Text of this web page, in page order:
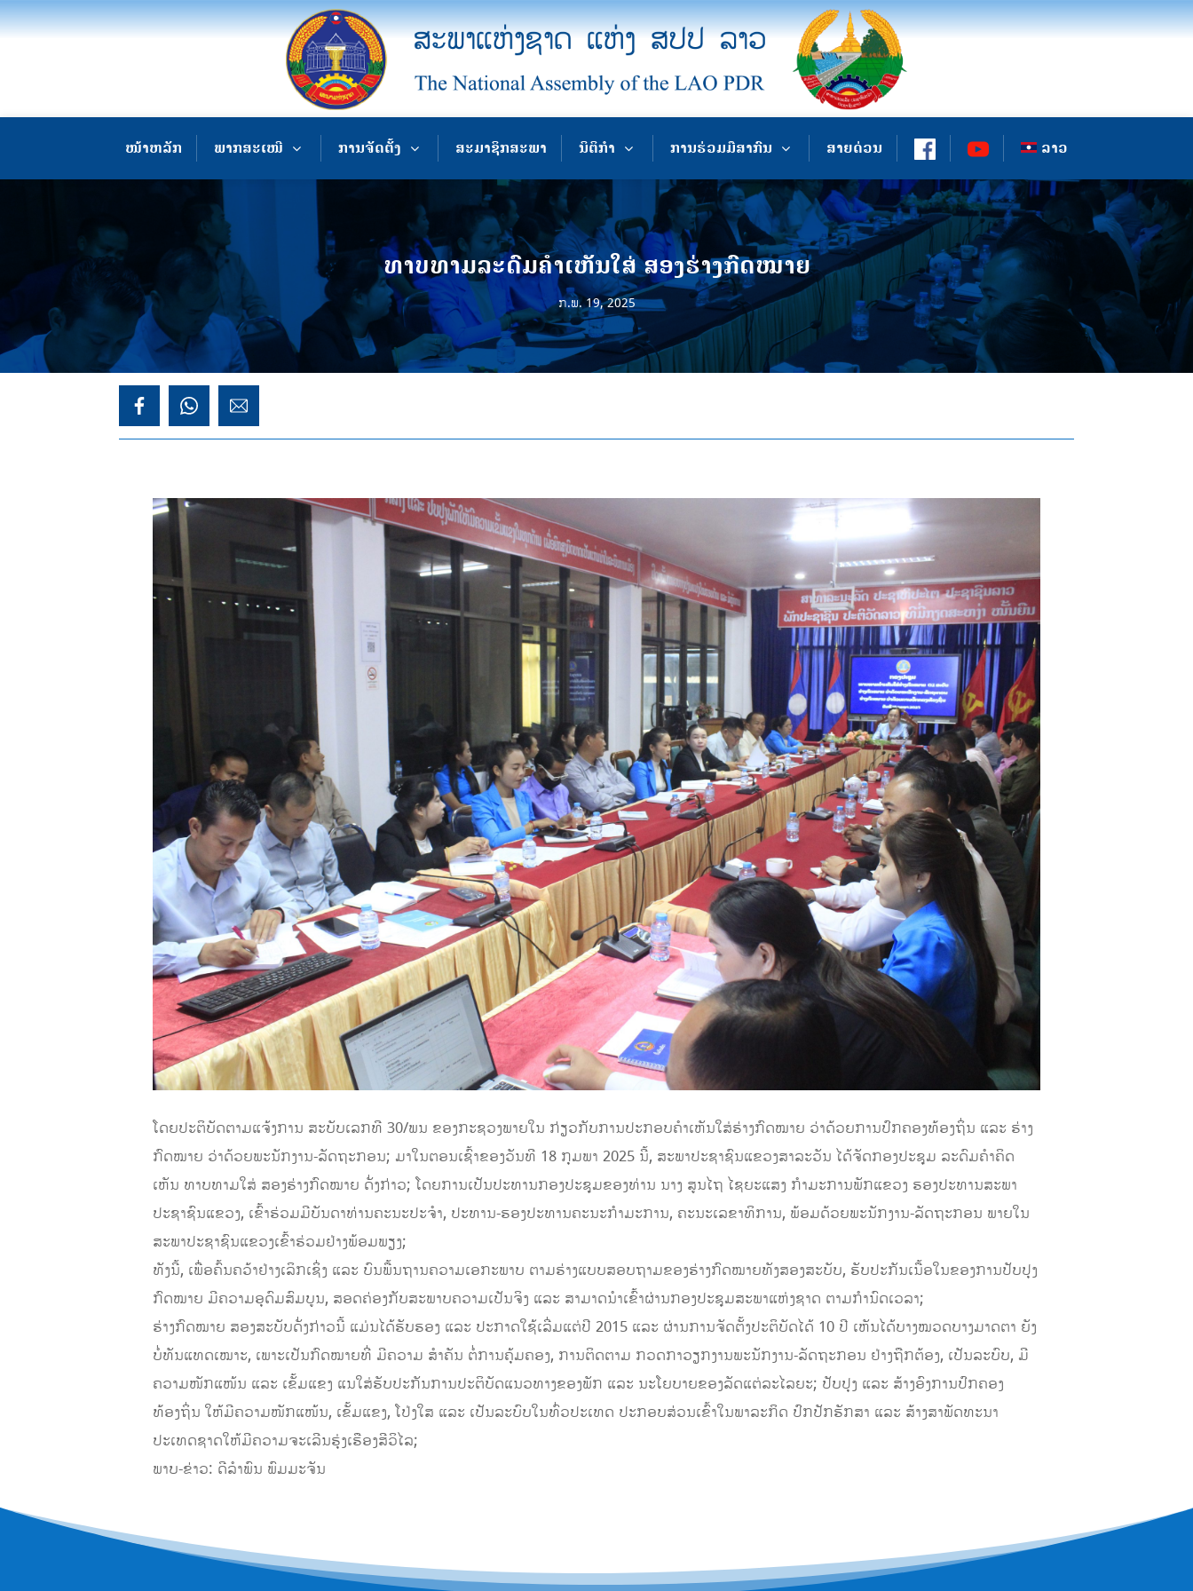
ໜ້າຫລັກ ພາກສະເໜີ ການຈັດຕັ້ງ ສະມາຊິກສະພາ ນິຕິກຳ ການຮ່ວມມືສາກົນ ສາຍດ່ວນ ລາວ
ທາບທາມລະດົມຄໍາເຫັນໃສ່ ສອງຮ່າງກົດໝາຍ
ກ.ພ. 19, 2025
ໂດຍປະຕິບັດຕາມແຈ້ງການ ສະບັບເລກທີ 30/ພນ ຂອງກະຊວງພາຍໃນ ກ່ຽວກັບການປະກອບຄໍາເຫັນໃສ່ຮ່າງກົດໝາຍ ວ່າດ້ວຍການປົກຄອງທ້ອງຖິ່ນ ແລະ ຮ່າງ
ກົດໝາຍ ວ່າດ້ວຍພະນັກງານ-ລັດຖະກອນ; ມາໃນຕອນເຊົ້າຂອງວັນທີ 18 ກຸມພາ 2025 ນີ້, ສະພາປະຊາຊົນແຂວງສາລະວັນ ໄດ້ຈັດກອງປະຊຸມ ລະດົມຄໍາຄິດ
ເຫັນ ທາບທາມໃສ່ ສອງຮ່າງກົດໝາຍ ດັ່ງກ່າວ; ໂດຍການເປັນປະທານກອງປະຊຸມຂອງທ່ານ ນາງ ສູນໄຖ ໄຊຍະແສງ ກໍາມະການພັກແຂວງ ຮອງປະທານສະພາ
ປະຊາຊົນແຂວງ, ເຂົ້າຮ່ວມມີບັນດາທ່ານຄະນະປະຈໍາ, ປະທານ-ຮອງປະທານຄະນະກໍາມະການ, ຄະນະເລຂາທິການ, ພ້ອມດ້ວຍພະນັກງານ-ລັດຖະກອນ ພາຍໃນ
ສະພາປະຊາຊົນແຂວງເຂົ້າຮ່ວມຢ່າງພ້ອມພຽງ;
ທັງນີ້, ເພື່ອຄົ້ນຄວ້າຢ່າງເລິກເຊິ່ງ ແລະ ບົນພື້ນຖານຄວາມເອກະພາບ ຕາມຮ່າງແບບສອບຖາມຂອງຮ່າງກົດໝາຍທັງສອງສະບັບ, ຮັບປະກັນເນື້ອໃນຂອງການປັບປຸງ
ກົດໝາຍ ມີຄວາມອຸດົມສົມບູນ, ສອດຄ່ອງກັບສະພາບຄວາມເປັນຈິງ ແລະ ສາມາດນໍາເຂົ້າຜ່ານກອງປະຊຸມສະພາແຫ່ງຊາດ ຕາມກຳນົດເວລາ;
ຮ່າງກົດໝາຍ ສອງສະບັບດັ່ງກ່າວນີ້ ແມ່ນໄດ້ຮັບຮອງ ແລະ ປະກາດໃຊ້ເລີ່ມແຕ່ປີ 2015 ແລະ ຜ່ານການຈັດຕັ້ງປະຕິບັດໄດ້ 10 ປີ ເຫັນໄດ້ບາງໝວດບາງມາດຕາ ຍັງ
ບໍ່ທັນແທດເໝາະ, ເພາະເປັນກົດໝາຍທີ່ ມີຄວາມ ສໍາຄັນ ຕໍ່ການຄຸ້ມຄອງ, ການຕິດຕາມ ກວດກາວຽກງານພະນັກງານ-ລັດຖະກອນ ຢ່າງຖືກຕ້ອງ, ເປັນລະບົບ, ມີ
ຄວາມໜັກແໜ້ນ ແລະ ເຂັ້ມແຂງ ແນໃສ່ຮັບປະກັນການປະຕິບັດແນວທາງຂອງພັກ ແລະ ນະໂຍບາຍຂອງລັດແຕ່ລະໄລຍະ; ປັບປຸງ ແລະ ສ້າງອົງການປົກຄອງ
ທ້ອງຖິ່ນ ໃຫ້ມີຄວາມໜັກແໜ້ນ, ເຂັ້ມແຂງ, ໂປ່ງໃສ ແລະ ເປັນລະບົບໃນທົ່ວປະເທດ ປະກອບສ່ວນເຂົ້າໃນພາລະກິດ ປົກປັກຮັກສາ ແລະ ສ້າງສາພັດທະນາ
ປະເທດຊາດໃຫ້ມີຄວາມຈະເລີນຮຸ່ງເຮືອງສີວິໄລ;
ພາບ-ຂ່າວ: ດີລໍາພົນ ພົມມະຈັນ